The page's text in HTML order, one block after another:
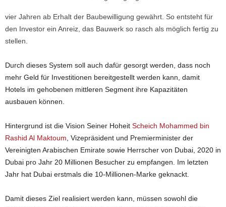
vier Jahren ab Erhalt der Baubewilligung gewährt. So entsteht für
den Investor ein Anreiz, das Bauwerk so rasch als möglich fertig zu
stellen.
Durch dieses System soll auch dafür gesorgt werden, dass noch
mehr Geld für Investitionen bereitgestellt werden kann, damit
Hotels im gehobenen mittleren Segment ihre Kapazitäten
ausbauen können.
Hintergrund ist die Vision Seiner Hoheit Scheich Mohammed bin
Rashid Al Maktoum , Vizepräsident und Premierminister der
Vereinigten Arabischen Emirate sowie Herrscher von Dubai, 2020 in
Dubai pro Jahr 20 Millionen Besucher zu empfangen. Im letzten
Jahr hat Dubai erstmals die 10-Millionen-Marke geknackt.
Damit dieses Ziel realisiert werden kann, müssen sowohl die